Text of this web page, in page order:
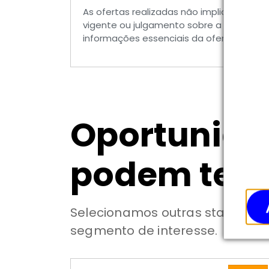
As ofertas realizadas não implicam por
vigente ou julgamento sobre a
informações essenciais da oferta, em
podem te
Selecionamos outras startups
segmento de interesse.